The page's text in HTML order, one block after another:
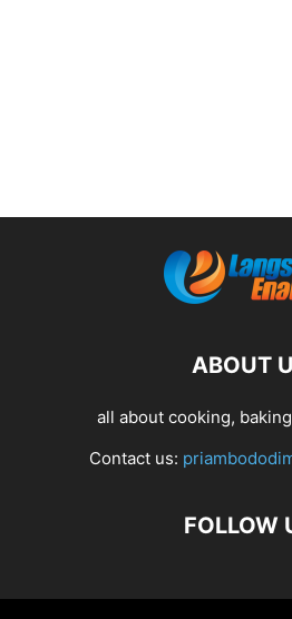
ABOUT
all about cooking,
Contact us:
FOLLOW